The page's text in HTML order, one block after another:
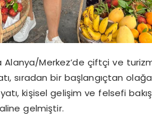
Alanya/Merkez’de çiftçi ve
sıradan bir başlangıçtan
kişisel gelişim ve felsefi
gelmiştir.